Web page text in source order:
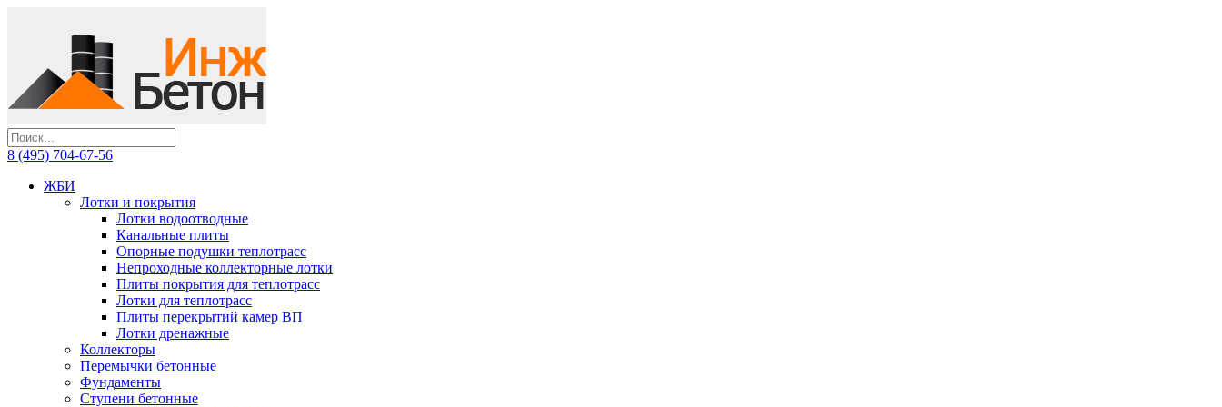
8 (495) 704-67-56
ЖБИ
Лотки и покрытия
Лотки водоотводные
Канальные плиты
Опорные подушки теплотрасс
Непроходные коллекторные лотки
Плиты покрытия для теплотрасс
Лотки для теплотрасс
Плиты перекрытий камер ВП
Лотки дренажные
Коллекторы
Перемычки бетонные
Фундаменты
Ступени бетонные